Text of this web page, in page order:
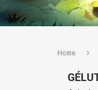
Home